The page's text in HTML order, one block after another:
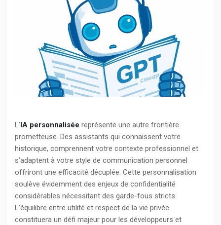
L’IA personnalisée représente une autre frontière
prometteuse. Des assistants qui connaissent votre
historique, comprennent votre contexte professionnel et
s’adaptent à votre style de communication personnel
offriront une efficacité décuplée. Cette personnalisation
soulève évidemment des enjeux de confidentialité
considérables nécessitant des garde-fous stricts.
L’équilibre entre utilité et respect de la vie privée
constituera un défi majeur pour les développeurs et